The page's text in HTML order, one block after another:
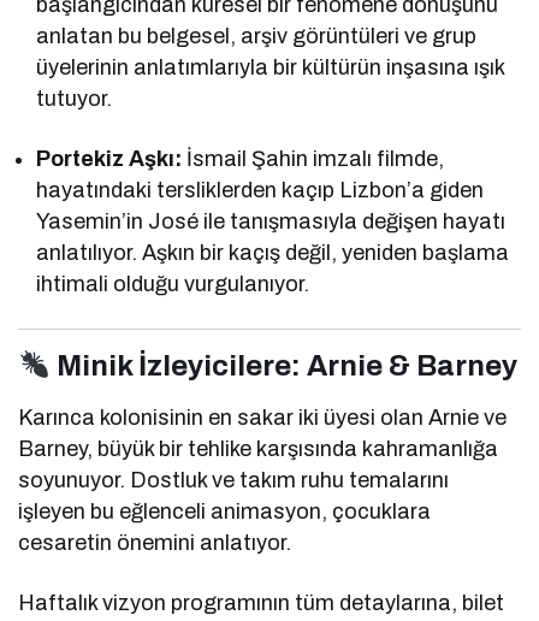
başlangıcından küresel bir fenomene dönüşünü
anlatan bu belgesel, arşiv görüntüleri ve grup
üyelerinin anlatımlarıyla bir kültürün inşasına ışık
tutuyor.
Portekiz Aşkı: İsmail Şahin imzalı filmde,
hayatındaki tersliklerden kaçıp Lizbon’a giden
Yasemin’in José ile tanışmasıyla değişen hayatı
anlatılıyor. Aşkın bir kaçış değil, yeniden başlama
ihtimali olduğu vurgulanıyor.
Minik İzleyicilere: Arnie & Barney
Karınca kolonisinin en sakar iki üyesi olan Arnie ve
Barney, büyük bir tehlike karşısında kahramanlığa
soyunuyor. Dostluk ve takım ruhu temalarını
işleyen bu eğlenceli animasyon, çocuklara
cesaretin önemini anlatıyor.
Haftalık vizyon programının tüm detaylarına, bilet